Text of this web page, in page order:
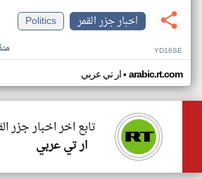
اخبار جزر القمر
Politics
منذ ٦ YD16SE
ار تي عربي• arabic.rt.com
تابع اخر اخبار جزر
ار تي عربي